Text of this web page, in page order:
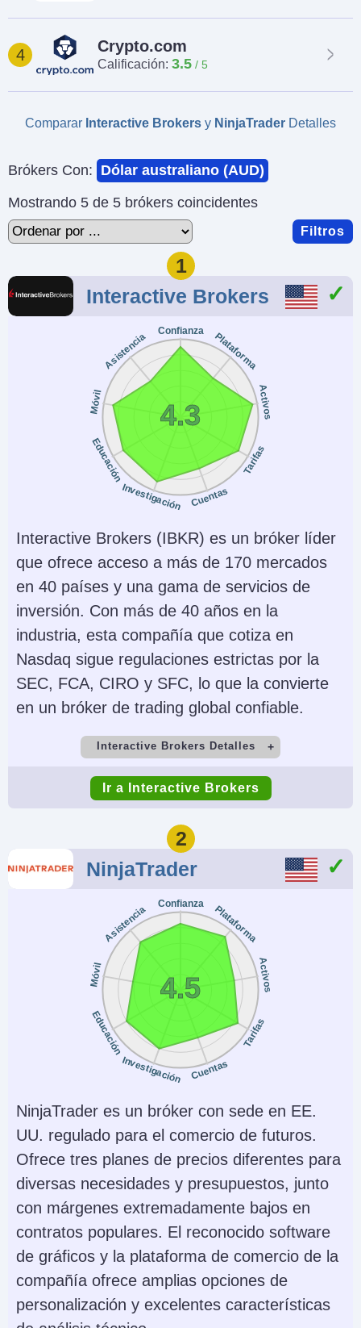
4 Crypto.com
Calificación: 3.5
Comparar Interactive Brokers y NinjaTrader Detalles
Brókers Con: Dólar australiano (AUD)
Mostrando 5 de 5 brókers coincidentes
Filtros
1
Interactive Brokers
Confianza Plataforma
Activos
Tarifas
Cuentas
Investigación
Educación
Móvil
Asistencia
4.3
Interactive Brokers (IBKR) es un bróker líder
que ofrece acceso a más de 170 mercados
en 40 países y una gama de servicios de
inversión. Con más de 40 años en la
industria, esta compañía que cotiza en
Nasdaq sigue regulaciones estrictas por la
SEC, FCA, CIRO y SFC, lo que la convierte
en un bróker de trading global confiable.
Interactive Brokers Detalles
Cuenta Demo
Yes
Depósito Mínimo
$0
$100
1:50 (major forex
pairs), 1:2-1:4
Copy Trading
No
Regulador
SEC, FINRA, CFTC,
NFA, CIRO, FCA, CBI,
ASIC, SFC, SEBI,
JFSA, MAS
Instrumentos
Futures, Forex, Funds,
Bonds, ETFs, Mutual
Funds,
Cryptocurrencies
(TWS), IBKR Desktop,
GlobalTrader, Mobile,
Client Portal,
AlgoTrader,
OmniTrader,
TradingView, eSignal,
TradingCentral,
ProRealTime,
Quantower
Ir a Interactive Brokers
2
NinjaTrader
Confianza Plataforma
Activos
Tarifas
Cuentas
Investigación
Educación
Móvil
Asistencia
4.5
NinjaTrader es un bróker con sede en EE.
UU. regulado para el comercio de futuros.
Ofrece tres planes de precios diferentes para
diversas necesidades y presupuestos, junto
con márgenes extremadamente bajos en
contratos populares. El reconocido software
de gráficos y la plataforma de comercio de la
compañía ofrece amplias opciones de
personalización y excelentes características